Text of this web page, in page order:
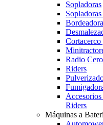
Sopladoras
Cortacerco
Radio Cero
Riders
Riders
Máquinas a